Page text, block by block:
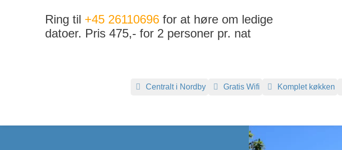
Ring til +45 26110696 for at høre om ledige
datoer. Pris 475,- for 2 personer pr. nat
Centralt i Nordby Gratis Wifi Komplet køkken